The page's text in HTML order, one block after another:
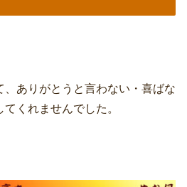
、ありがとうと言わない・喜ばな
くれませんでした。